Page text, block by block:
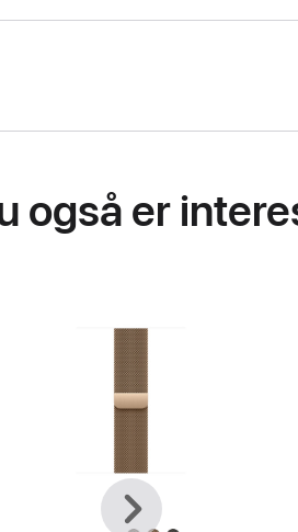
også er
Forrige
Næste